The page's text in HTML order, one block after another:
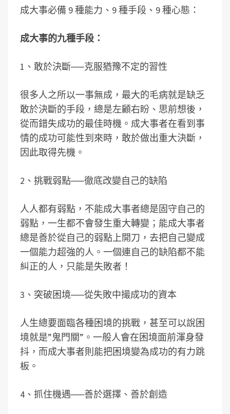
成大事必備 9 種能力、9 種手段、9 種心態：
成大事的九種手段：
1、敢於決斷──克服猶豫不定的習性
很多人之所以一事無成，最大的毛病就是缺乏
敢於決斷的手段，總是左顧右盼、思前想後，
從而錯失成功的最佳時機。成大事者在看到事
情的成功可能性到來時，敢於做出重大決斷，
因此取得先機。
2、挑戰弱點──徹底改變自己的缺陷
人人都有弱點，不能成大事者總是固守自己的
弱點，一生都不會發生重大轉變；能成大事者
總是善於從自己的弱點上開刀，去把自己變成
一個能力超強的人。一個連自己的缺陷都不能
糾正的人，只能是失敗者！
3、突破困境──從失敗中撮成功的資本
人生總要面臨各種困境的挑戰，甚至可以說困
境就是”鬼門關”。一般人會在困境面前渾身發
抖，而成大事者則能把困境變為成功的有力跳
板。
4、抓住機遇──善於選擇、善於創造